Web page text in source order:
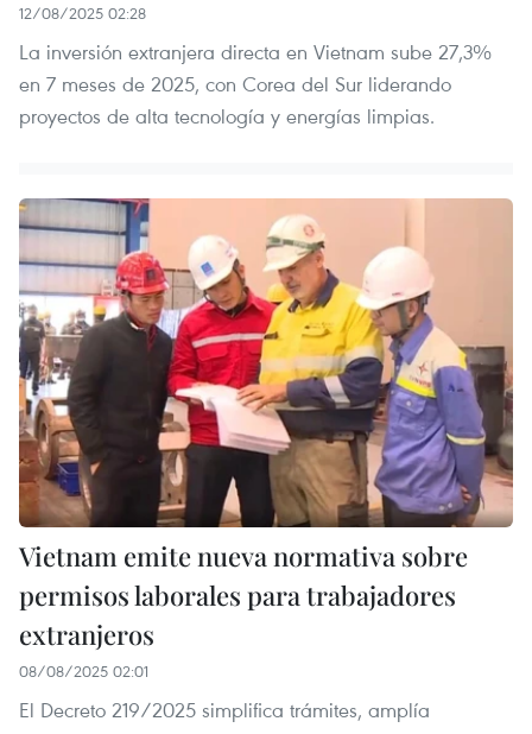
12/08/2025 02:28
La inversión extranjera directa en Vietnam sube 27,3%
en 7 meses de 2025, con Corea del Sur liderando
proyectos de alta tecnología y energías limpias.
Vietnam emite nueva normativa sobre
permisos laborales para trabajadores
extranjeros
08/08/2025 02:01
El Decreto 219/2025 simplifica trámites, amplía